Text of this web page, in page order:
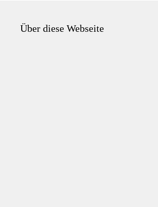
Über diese Webseite